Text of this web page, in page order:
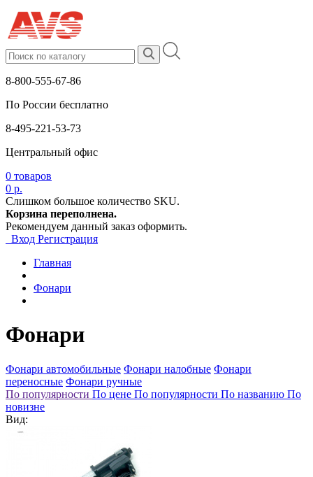
8-800-555-67-86
По России бесплатно
8-495-221-53-73
Центральный офис
0 товаров
0 р.
Слишком большое количество SKU.
Корзина переполнена.
Рекомендуем данный заказ оформить.
Вход Регистрация
Главная
Фонари
Фонари
Фонари автомобильные Фонари налобные Фонари
переносные Фонари ручные
По популярности По цене По популярности По названию По
новизне
Вид: